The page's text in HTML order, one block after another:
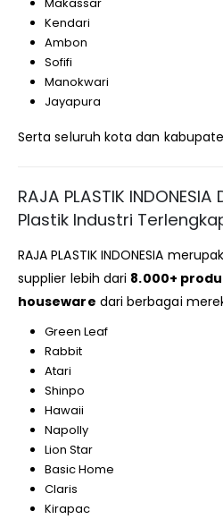
Kendari
Ambon
Sofifi
Manokwari
Jayapura
Serta seluruh kota dan
RAJA PLASTIK
Plastik Industri
RAJA PLASTIK INDONESIA
supplier lebih dari 8.000+
houseware dari berbagai
Green Leaf
Rabbit
Atari
Shinpo
Hawaii
Napolly
Lion Star
Basic Home
Claris
Kirapac